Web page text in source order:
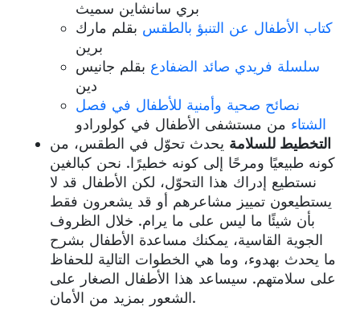
كتاب الأطفال عن التنبؤ بالطقس بقلم مارك
برين
سلسلة فريدي صائد الضفادع بقلم جانيس
دين
نصائح صحية وأمنية للأطفال في فصل
الشتاء من مستشفى الأطفال في كولورادو
التخطيط للسلامة يحدث تحوّل في الطقس، من
كونه طبيعيًا ومرحًا إلى كونه خطيرًا. نحن كبالغين
نستطيع إدراك هذا التحوّل، لكن الأطفال قد لا
يستطيعون تمييز مشاعرهم أو قد يشعرون فقط
بأن شيئًا ما ليس على ما يرام. خلال الظروف
الجوية القاسية، يمكنك مساعدة الأطفال بشرح
ما يحدث بهدوء، وما هي الخطوات التالية للحفاظ
على سلامتهم. سيساعد هذا الأطفال الصغار على
الشعور بمزيد من الأمان.